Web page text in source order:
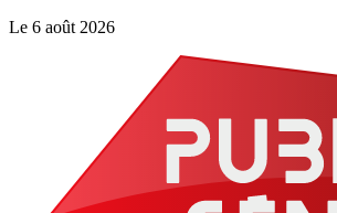
Le 6 août 2026